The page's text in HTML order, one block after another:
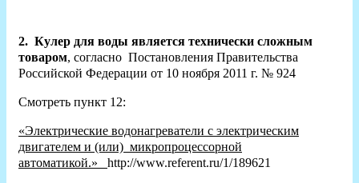
2. Кулер для воды является технически сложным
товаром, согласно Постановления Правительства
Российской Федерации от 10 ноября 2011 г. № 924
Смотреть пункт 12:
«Электрические водонагреватели с электрическим
двигателем и (или) микропроцессорной
автоматикой.» http://www.referent.ru/1/189621